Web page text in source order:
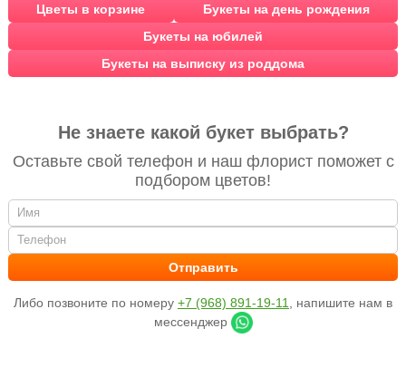
Цветы в корзине
Букеты на день рождения
Букеты на юбилей
Букеты на выписку из роддома
Не знаете какой букет выбрать?
Оставьте свой телефон и наш флорист поможет с
подбором цветов!
Либо позвоните по номеру +7 (968) 891-19-11
, напишите нам в
мессенджер